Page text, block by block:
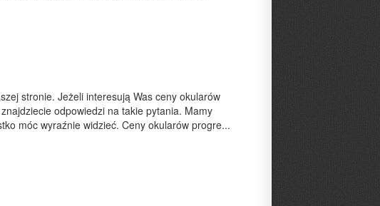
stronie. Jeżeli interesują Was ceny okularów
odpowiedzi na takie pytania. Mamy
móc wyraźnie widzieć. Ceny okularów progre...